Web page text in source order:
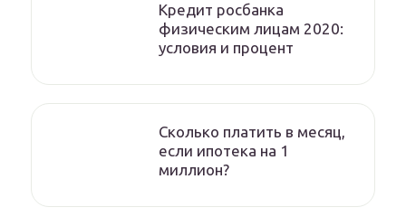
Кредит росбанка
физическим лицам 2020:
условия и процент
Сколько платить в месяц,
если ипотека на 1
миллион?